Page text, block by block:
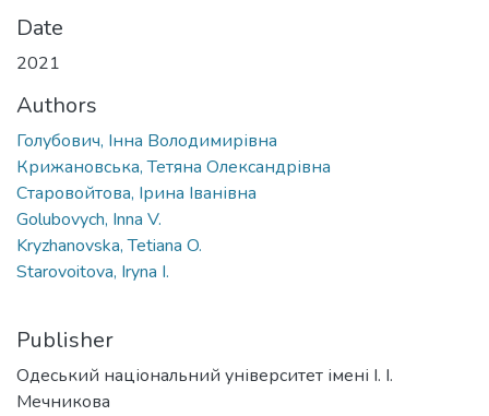
Date
2021
Authors
Голубович, Інна Володимирівна
Крижановська, Тетяна Олександрівна
Старовойтова, Ірина Іванівна
Golubovych, Inna V.
Kryzhanovska, Tetiana O.
Starovoitova, Iryna I.
Publisher
Одеський національний університет імені І. І.
Мечникова